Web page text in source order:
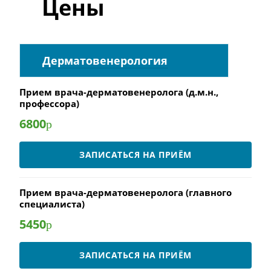
Цены
Дерматовенерология
Прием врача-дерматовенеролога (д.м.н.,
профессора)
6800р
ЗАПИСАТЬСЯ НА ПРИЁМ
Прием врача-дерматовенеролога (главного
специалиста)
5450р
ЗАПИСАТЬСЯ НА ПРИЁМ